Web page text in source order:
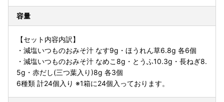
容量
【セット内容内訳】
・減塩いつものおみそ汁 なす9g・ほうれん草6.8g 各6個
・減塩いつものおみそ汁 なめこ8g・とうふ10.3g・長ねぎ8.
5g・赤だし(三つ葉入り)8g 各3個
6種類 計24個入り ※1箱に24個入っております。